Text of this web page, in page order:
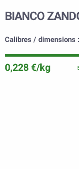
BIANCO
Calibres / dimensions :
0,228 €/kg